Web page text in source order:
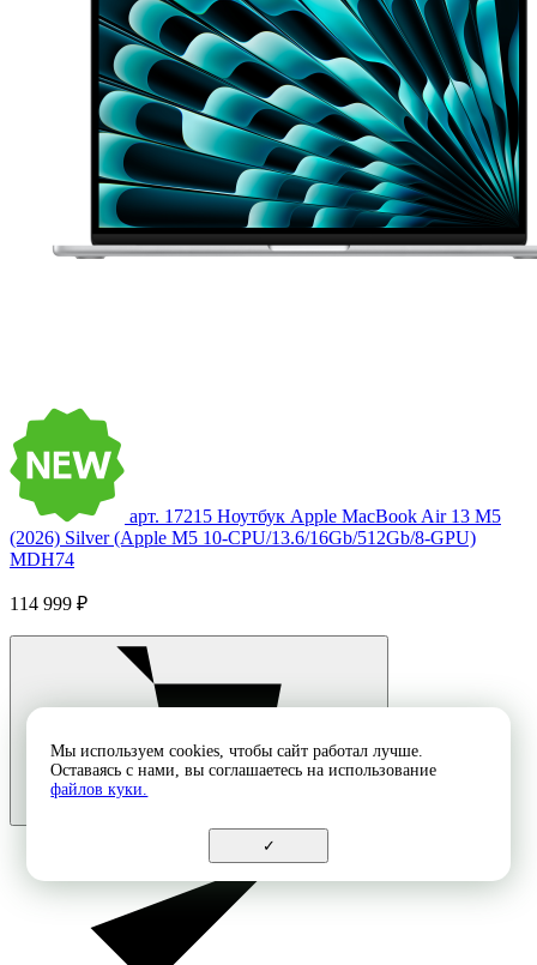
арт. 17215 Ноутбук Apple MacBook Air 13 M5
(2026) Silver (Apple M5 10-CPU/13.6/16Gb/512Gb/8-GPU)
MDH74
114 999 ₽
Мы используем cookies, чтобы сайт работал лучше.
Оставаясь с нами, вы соглашаетесь на использование
файлов куки.
✓